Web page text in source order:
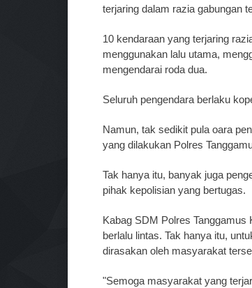
terjaring dalam razia gabungan
10 kendaraan yang terjaring
menggunakan lalu utama,
mengendarai roda dua.
Seluruh pengendara berlaku
Namun, tak sedikit pula oara
yang dilakukan Polres
Tak hanya itu, banyak juga
pihak kepolisian yang bertugas.
Kabag SDM Polres Tanggamus
berlalu lintas. Tak hanya itu,
dirasakan oleh masyarakat
"Semoga masyarakat yang